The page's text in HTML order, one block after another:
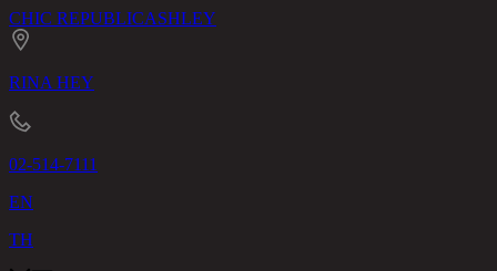
CHIC REPUBLICASHLEY
RINA HEY
02-514-7111
EN
TH